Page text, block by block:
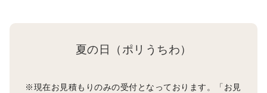
夏の日（ポリうちわ）
※現在お見積もりのみの受付となっております。「お見